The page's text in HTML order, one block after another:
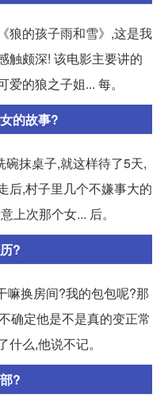
狼的孩子雨和雪》,这是我
触颇深! 该电影主要讲的
的狼之子姐... 每。
的故事?
抹桌子,就这样待了5天,
后,村子里几个不嫌事大的
上次那个女... 后。
?
嘛换房间?我的包包呢?那
确定他是不是真的变正常
么,他说不记。
?